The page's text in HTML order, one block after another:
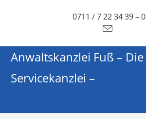
0711 / 7 22 34 39 – 0
Anwaltskanzlei Fuß – Die
Servicekanzlei –